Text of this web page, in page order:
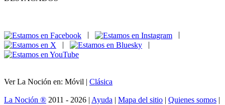
|
|
Ver La Noción en: Móvil | Clásica
La Noción ® 2011 - 2026 | Ayuda | Mapa del sitio | Quienes somos |